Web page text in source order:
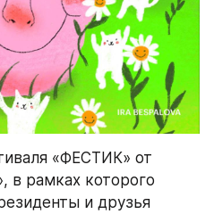
«ФЕСТИК» от
в рамках которого
и друзья